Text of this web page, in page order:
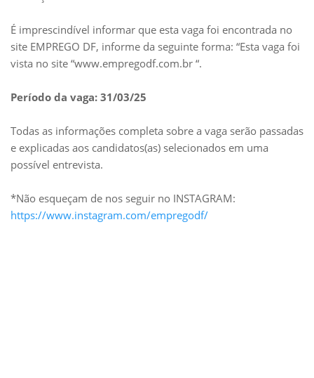
É imprescindível informar que esta vaga foi encontrada no
site EMPREGO DF, informe da seguinte forma: “Esta vaga foi
vista no site “www.empregodf.com.br “.
Período da vaga: 31/03/25
Todas as informações completa sobre a vaga serão passadas
e explicadas aos candidatos(as) selecionados em uma
possível entrevista.
*Não esqueçam de nos seguir no INSTAGRAM:
https://www.instagram.com/empregodf/